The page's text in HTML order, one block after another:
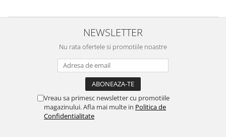
NEWSLETTER
Nu rata ofertele si promotiile noastre
Vreau sa primesc newsletter cu promotiile
magazinului. Afla mai multe in Politica de
Confidentialitate